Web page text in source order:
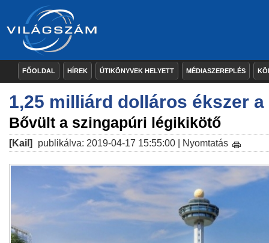
FŐOLDAL HÍREK ÚTIKÖNYVEK HELYETT MÉDIASZEREPLÉS
1,25 milliárd dolláros ékszer
Bővült a szingapúri légikikötő
[Kail] publikálva: 2019-04-17 15:55:00 | Nyomtatás